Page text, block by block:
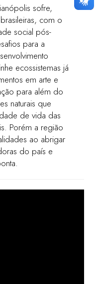
sofre,
com o
social pós-
para a
ecossistemas já
em arte e
para além do
naturais que
de vida das
Porém a região
ao abrigar
do país e